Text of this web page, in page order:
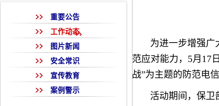
重要公告
工作动态
图片新闻
安全常识
宣传教育
案例警示
为进一步增强广
范应对能力， 5月17
战”为主题的防范电
活动期间，保卫